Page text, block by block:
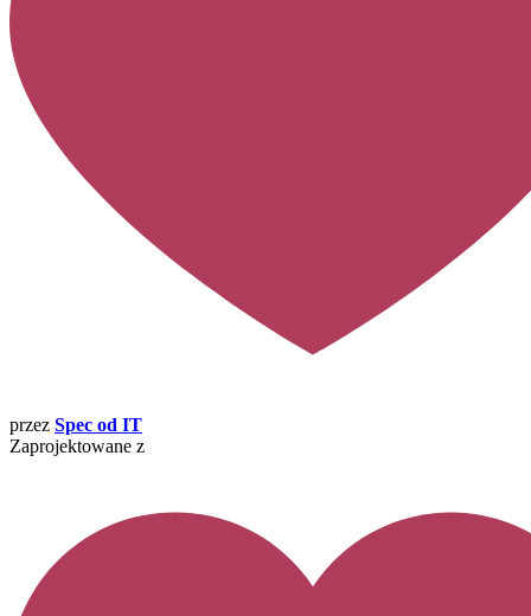
przez Spec od IT
Zaprojektowane z